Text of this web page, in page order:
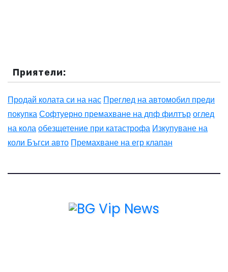
Приятели:
Продай колата си на нас Преглед на автомобил преди
покупкаСофтуерно премахване на дпф филтъроглед
на колаобезщетение при катастрофа Изкупуване на
коли Бъгси авто Премахване на егр клапан